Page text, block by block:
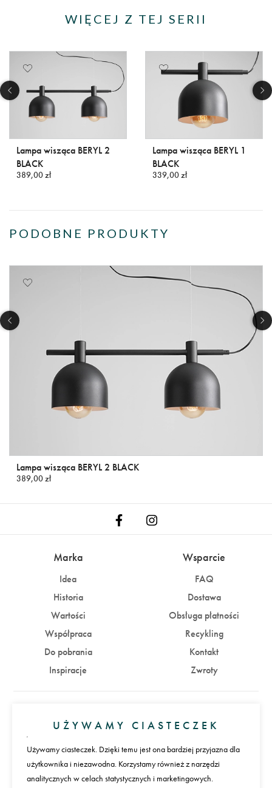
WIĘCEJ Z TEJ SERII
Lampa wisząca BERYL 2
BLACK
389,00 zł
Lampa wisząca BERYL 1
BLACK
339,00 zł
PODOBNE PRODUKTY
Lampa wisząca BERYL 2 BLACK
389,00 zł
Marka
Idea
Historia
Wartości
Współpraca
Do pobrania
Inspiracje
Wsparcie
FAQ
Dostawa
Obsługa płatności
Recykling
Kontakt
Zwroty
Zaloguj się Załóż konto
Płatności
UŻYWAMY CIASTECZEK
Używamy ciasteczek. Dzięki temu jest ona bardziej przyjazna dla
użytkownika i niezawodna. Korzystamy również z narzędzi
analitycznych w celach statystycznych i marketingowych.